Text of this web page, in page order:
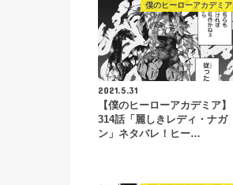
僕のヒーローアカデミア
2021.5.31
【僕のヒーローアカデミア】
314話「麗しきレディ・ナガ
ン」ネタバレ！ヒー…